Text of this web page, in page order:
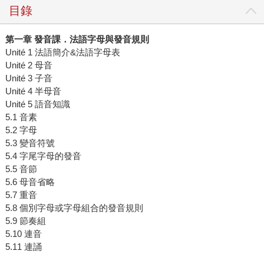
目錄
第一章 發音課．法語字母與發音規則
Unité 1 法語簡介&法語字母表
Unité 2 母音
Unité 3 子音
Unité 4 半母音
Unité 5 語音知識
5.1 音素
5.2 字母
5.3 變音符號
5.4 字尾字母的發音
5.5 音節
5.6 母音省略
5.7 重音
5.8 個別字母或字母組合的發音規則
5.9 節奏組
5.10 連音
5.11 連誦